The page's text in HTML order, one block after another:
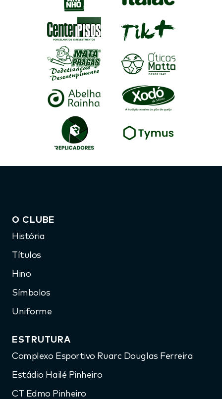
O CLUBE
História
Títulos
Hino
Símbolos
Uniforme
ESTRUTURA
Complexo Esportivo Ruarc Douglas Ferreira
Estádio Hailé Pinheiro
CT Edmo Pinheiro